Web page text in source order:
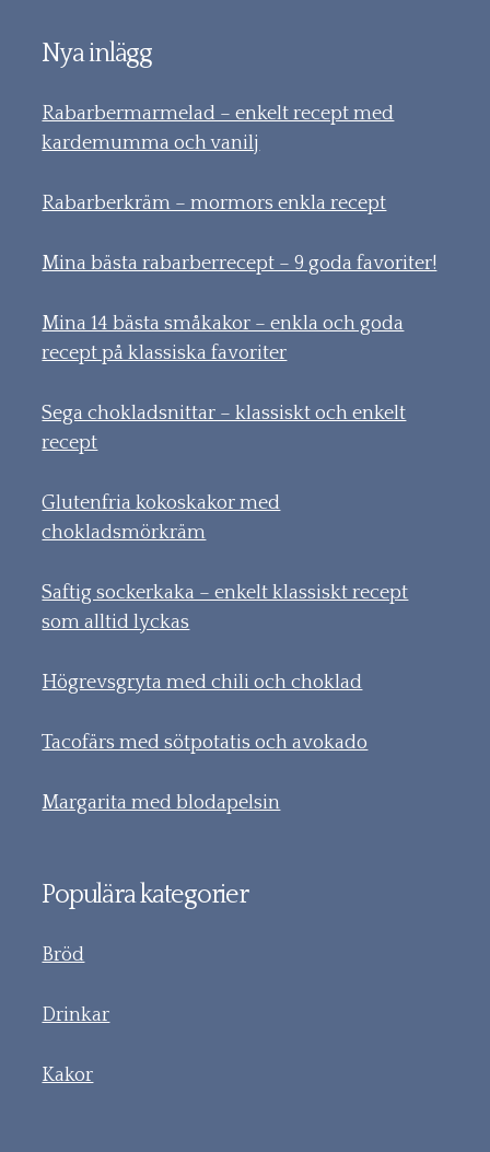
Nya inlägg
Rabarbermarmelad – enkelt recept med
kardemumma och vanilj
Rabarberkräm – mormors enkla recept
Mina bästa rabarberrecept – 9 goda favoriter!
Mina 14 bästa småkakor – enkla och goda
recept på klassiska favoriter
Sega chokladsnittar – klassiskt och enkelt
recept
Glutenfria kokoskakor med
chokladsmörkräm
Saftig sockerkaka – enkelt klassiskt recept
som alltid lyckas
Högrevsgryta med chili och choklad
Tacofärs med sötpotatis och avokado
Margarita med blodapelsin
Populära kategorier
Bröd
Drinkar
Kakor